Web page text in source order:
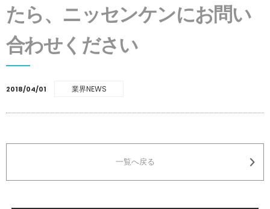
たら、ニッセンケンにお問い
合わせください
2018/04/01 業界NEWS
一覧へ戻る